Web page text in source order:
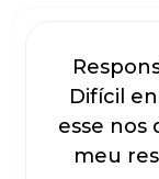
Difícil
esse nos
meu